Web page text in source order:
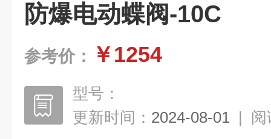
防爆电动蝶阀-10C
参考价： ￥1254
型号：
更新时间： 2024-08-01 | 阅